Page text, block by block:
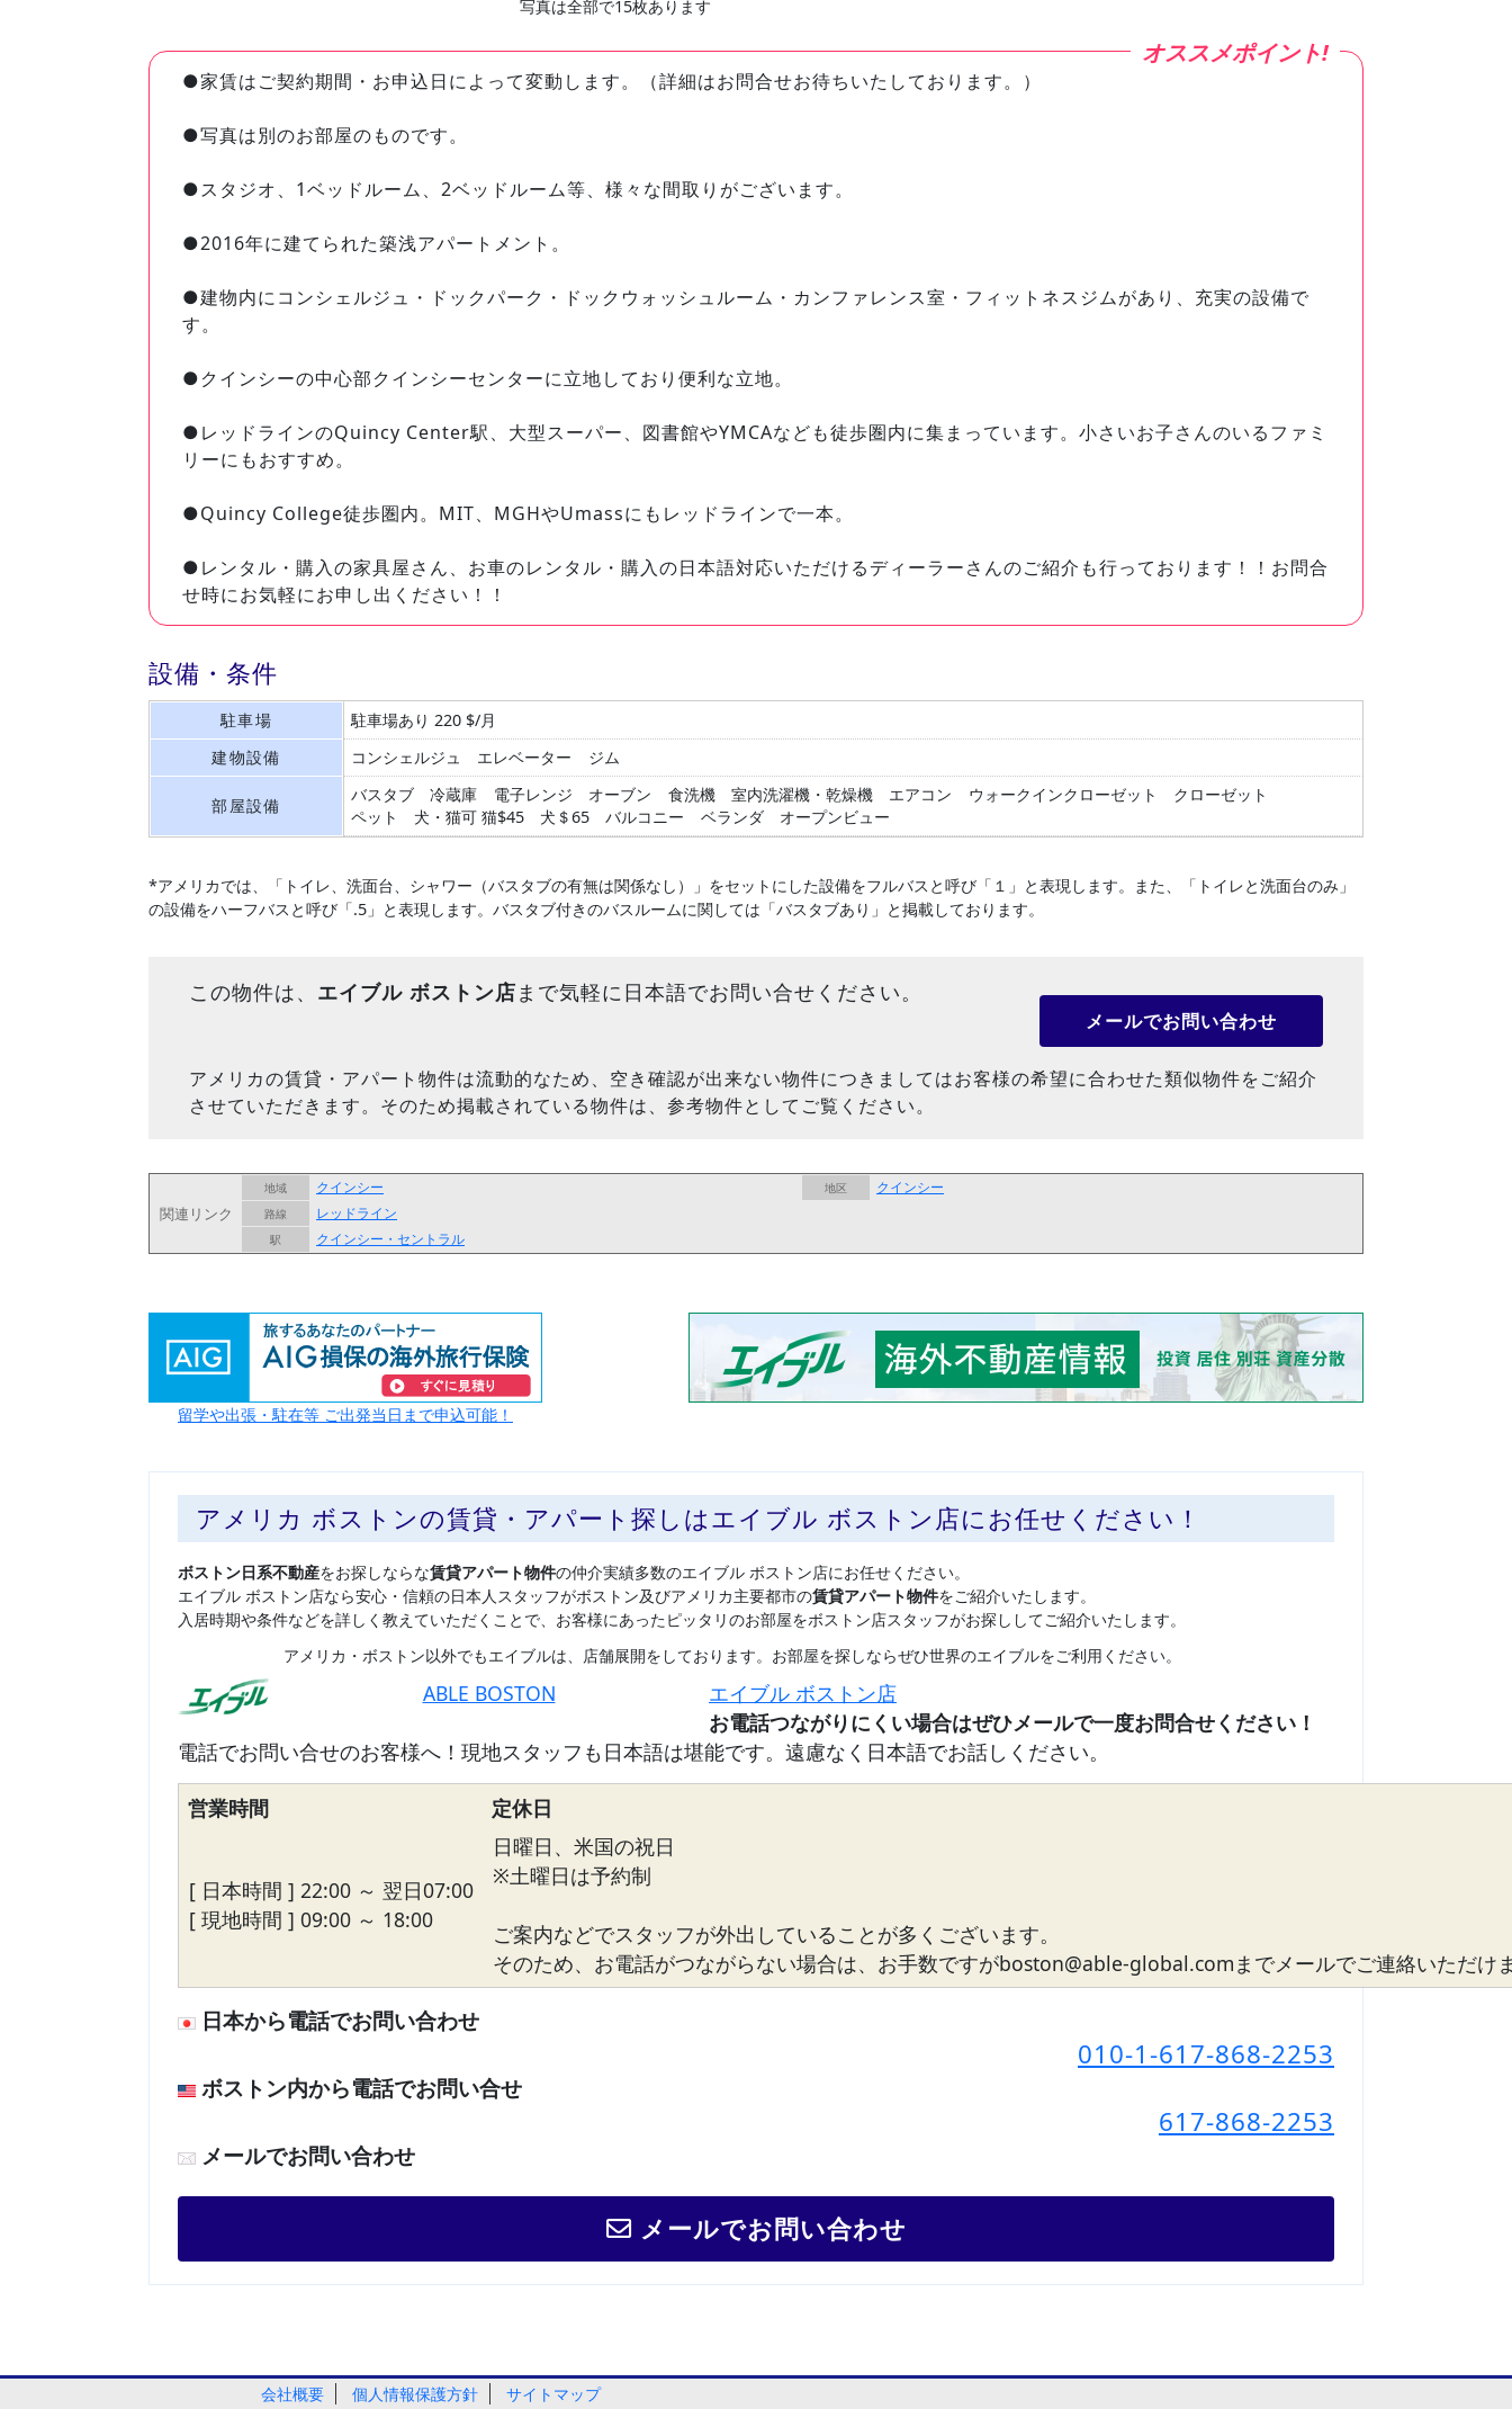
写真は全部で15枚あります
●家賃はご契約期間・お申込日によって変動します。（詳細はお問合せお待ちいたしております。）
●写真は別のお部屋のものです。
●スタジオ、1ベッドルーム、2ベッドルーム等、様々な間取りがございます。
●2016年に建てられた築浅アパートメント。
●建物内にコンシェルジュ・ドックパーク・ドックウォッシュルーム・カンファレンス室・フィットネスジムがあり、充実の設備で
す。
●クインシーの中心部クインシーセンターに立地しており便利な立地。
●レッドラインのQuincy Center駅、大型スーパー、図書館やYMCAなども徒歩圏内に集まっています。小さいお子さんのいるファミ
リーにもおすすめ。
●Quincy College徒歩圏内。MIT、MGHやUmassにもレッドラインで一本。
●レンタル・購入の家具屋さん、お車のレンタル・購入の日本語対応いただけるディーラーさんのご紹介も行っております！！お問合
せ時にお気軽にお申し出ください！！
設備・条件
駐車場
駐車場あり 220 $/月
建物設備
コンシェルジュ エレベーター ジム
部屋設備
バスタブ 冷蔵庫 電子レンジ オーブン 食洗機 室内洗濯機・乾燥機 エアコン ウォークインクローゼット
クローゼット
ペット 犬・猫可 猫$45 犬＄65 バルコニー ベランダ オープンビュー
*アメリカでは、「トイレ、洗面台、シャワー（バスタブの有無は関係なし）」をセットにした設備をフルバスと呼び「１」と表現します。
また、「トイレと洗面台のみ」
の設備をハーフバスと呼び「.5」と表現します。バスタブ付きのバスルームに関しては「バスタブあり」と掲載しております。
この物件は、 エイブル ボストン店 まで気軽に日本語でお問い合せください。
メールでお問い合わせ
アメリカの賃貸・アパート物件は流動的なため、空き確認が出来ない物件につきましてはお客様の希望に合わせた類似物件をご紹介
させていただきます。そのため掲載されている物件は、参考物件としてご覧ください。
関連リンク
地域 クインシー 地区 クインシー
路線 レッドライン
駅 クインシー・セントラル
留学や出張・駐在等 ご出発当日まで申込可能！
アメリカ ボストンの賃貸・アパート探しはエイブル ボストン店にお任せください！
ボストン日系不動産をお探しならな賃貸アパート物件の仲介実績多数のエイブル ボストン店にお任せください。
エイブル ボストン店なら安心・信頼の日本人スタッフがボストン及びアメリカ主要都市の賃貸アパート物件をご紹介いたします。
入居時期や条件などを詳しく教えていただくことで、お客様にあったピッタリのお部屋をボストン店スタッフがお探ししてご紹介いたします。
アメリカ・ボストン以外でもエイブルは、店舗展開をしております。お部屋を探しならぜひ世界のエイブルをご利用ください。
ABLE BOSTON エイブル ボストン店
電話でお問い合せのお客様へ！現地スタッフも日本語は堪能です。遠慮なく日本語でお話しください。
営業時間 定休日
[ 日本時間 ] 22:00 ～ 翌日07:00
[ 現地時間 ] 09:00 ～ 18:00
日曜日、米国の祝日
※土曜日は予約制
ご案内などでスタッフが外出していることが多くございます。
そのため、お電話がつながらない場合は、お手数ですがboston@able-global.comまでメールでご連絡いただけ
日本から電話でお問い合わせ
010-1-617-868-2253
ボストン内から電話でお問い合せ
617-868-2253
メールでお問い合わせ
メールでお問い合わせ
会社概要 個人情報保護方針 サイトマップ